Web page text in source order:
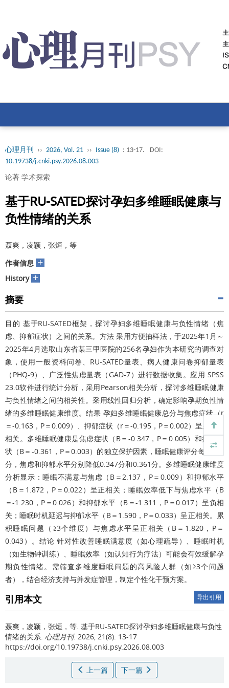
心理月刊 ›› 2026, Vol. 21 ›› Issue (8) : 13-17.
DOI:
10.19738/j.cnki.psy.2026.08.003
论著 学术探索
基于RU-SATED探讨孕妇多维睡眠健康与
负性情绪的关系
聂爽，凌颖，张烜，等
作者信息 +
History +
摘要
目的 基于RU-SATED框架，探讨孕妇多维睡眠健康与负性情绪（焦
虑、抑郁症状）之间的关系。方法 采用方便抽样法，于2025年1月～
2025年4月选取山东省某三甲医院的256名孕妇作为本研究的调查对
象，使用一般资料问卷、RU-SATED量表、病人健康问卷抑郁量表
（PHQ-9）、广泛性焦虑量表（GAD-7）进行数据收集。应用 SPSS
23.0软件进行统计分析，采用Pearson相关分析，探讨多维睡眠健康
与负性情绪之间的相关性。采用线性回归分析，确定影响孕期负性情
绪的多维睡眠健康维度。结果 孕妇多维睡眠健康总分与焦虑症状（r
＝-0.163，P＝0.009）、抑郁症状（r＝-0.195，P＝0.002）呈显著负
相关。多维睡眠健康是焦虑症状（B＝-0.347，P＝0.005）和抑郁症
状（B＝-0.361，P＝0.003）的独立保护因素，睡眠健康评分每增加1
分，焦虑和抑郁水平分别降低0.347分和0.361分。多维睡眠健康维度
分析显示：睡眠不满意与焦虑（B＝2.137，P＝0.009）和抑郁水平
（B＝1.872，P＝0.022）呈正相关；睡眠效率低下与焦虑水平（B
＝-1.230，P＝0.026）和抑郁水平（B＝-1.311，P＝0.017）呈负相
关；睡眠时机延迟与抑郁水平（B＝1.590，P＝0.033）呈正相关。累
积睡眠问题（≥3个维度）与焦虑水平呈正相关（B＝1.820，P＝
0.043）。结论 针对性改善睡眠满意度（如心理疏导）、睡眠时机
（如生物钟训练）、睡眠效率（如认知行为疗法）可能会有效缓解孕
期负性情绪。需筛查多维度睡眠问题的高风险人群（如≥3个问题
者），结合经济支持与并发症管理，制定个性化干预方案。
引用本文 导出引用
聂爽，凌颖，张烜，等. 基于RU-SATED探讨孕妇多维睡眠健康与负性
情绪的关系. 心理月刊. 2026, 21(8): 13-17
https://doi.org/10.19738/j.cnki.psy.2026.08.003
上一篇 下一篇